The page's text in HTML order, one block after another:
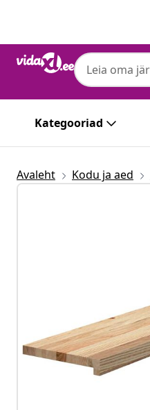
Kategooriad
Avaleht Kodu ja aed